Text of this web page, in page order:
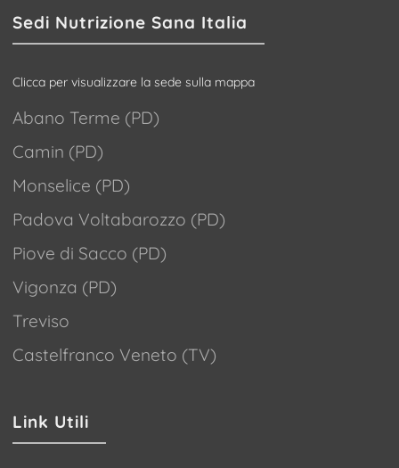
Sedi Nutrizione Sana Italia
Clicca per visualizzare la sede sulla mappa
Abano Terme (PD)
Camin (PD)
Monselice (PD)
Padova Voltabarozzo (PD)
Piove di Sacco (PD)
Vigonza (PD)
Treviso
Castelfranco Veneto (TV)
Link Utili